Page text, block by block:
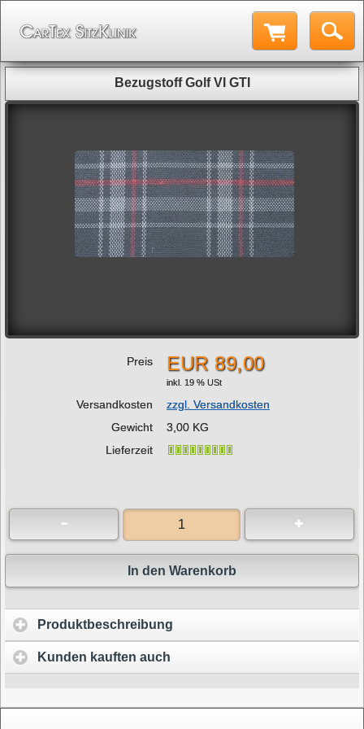
Bezugstoff Golf VI GTI
Preis EUR 89,00
inkl. 19 % USt
Versandkosten
zzgl. Versandkosten
Gewicht
3,00 KG
Lieferzeit
In den Warenkorb
Produktbeschreibung
Kunden kauften auch